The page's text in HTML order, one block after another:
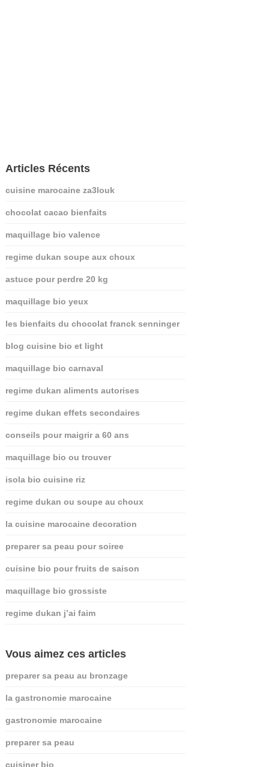
Articles Récents
cuisine marocaine za3louk
chocolat cacao bienfaits
maquillage bio valence
regime dukan soupe aux choux
astuce pour perdre 20 kg
maquillage bio yeux
les bienfaits du chocolat franck senninger
blog cuisine bio et light
maquillage bio carnaval
regime dukan aliments autorises
regime dukan effets secondaires
conseils pour maigrir a 60 ans
maquillage bio ou trouver
isola bio cuisine riz
regime dukan ou soupe au choux
la cuisine marocaine decoration
preparer sa peau pour soiree
cuisine bio pour fruits de saison
maquillage bio grossiste
regime dukan j’ai faim
Vous aimez ces articles
preparer sa peau au bronzage
la gastronomie marocaine
gastronomie marocaine
preparer sa peau
cuisiner bio